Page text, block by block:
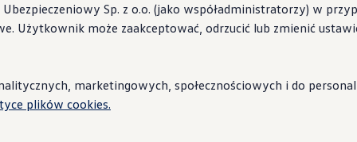
Wallbox ID.Charger
stacje i porady
finansowania
1-2/2
Ubezpieczeniowy Sp. z o.o. (jako współadministratorzy) w
Użytkownik może zaakceptować, odrzucić lub zmienić
marketingowych, społecznościowych i do
plików cookies.